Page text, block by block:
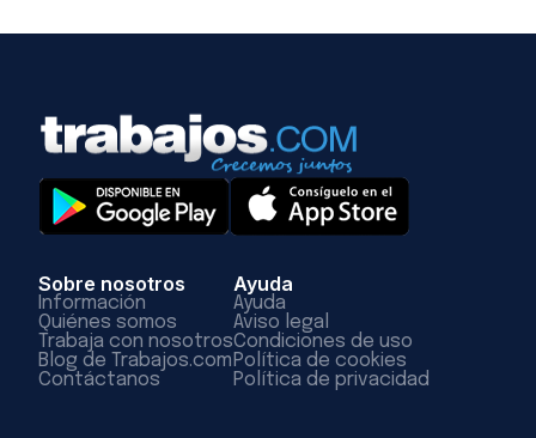
Sobre nosotros
Información
Quiénes somos
Trabaja con nosotros
Blog de Trabajos.com
Contáctanos
Ayuda
Ayuda
Aviso legal
Condiciones de uso
Política de cookies
Política de privacidad